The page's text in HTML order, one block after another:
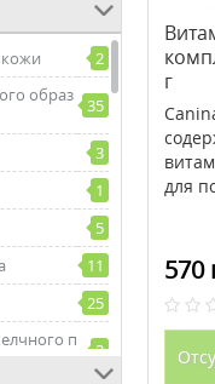
кожи
2
образ
35
3
1
5
11
25
п
2
г
для
570